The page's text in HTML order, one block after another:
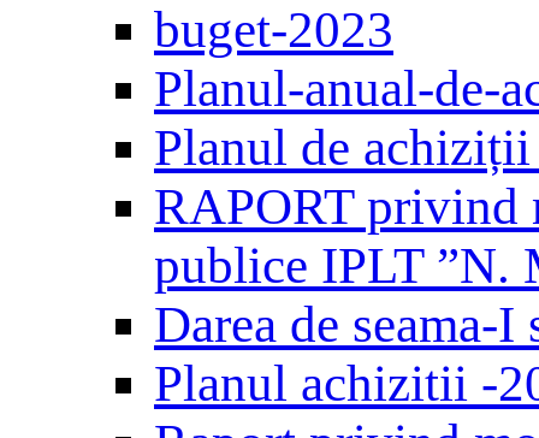
buget-2023
Planul-anual-de-
Planul de
RAPORT privind
publice IPLT ”N.
Darea de seama-I
Planul achizitii -